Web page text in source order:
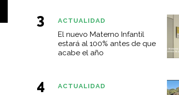
El nuevo Materno Infantil
estará al 100% antes de que
acabe el año
ACTUALIDAD
ACTUALIDAD